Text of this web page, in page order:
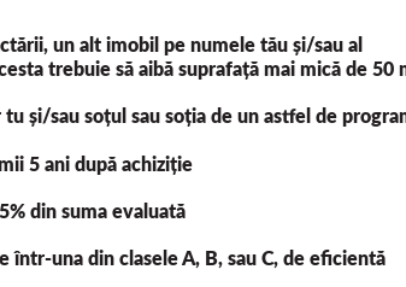
un alt imobil pe numele tău și/sau al
trebuie să aibă suprafață mai mică de 50
și/sau soțul sau soția de un astfel de
5 ani după achiziție
din suma evaluată
într-una din clasele A, B, sau C, de eficientă